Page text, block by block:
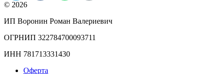
© 2026
ИП Воронин Роман Валериевич
ОГРНИП 322784700093711
ИНН 781713331430
Оферта